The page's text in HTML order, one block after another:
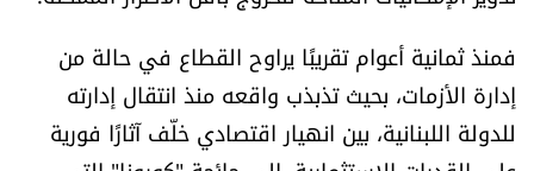
آراء
اقتصاد
فمنذ ثمانية أعوام تقريبًا يراوح القطاع في حالة من
إدارة الأزمات، بحيث تذبذب واقعه منذ انتقال إدارته
للدولة اللبنانية، بين انهيار اقتصادي خلّف آثارًا فورية